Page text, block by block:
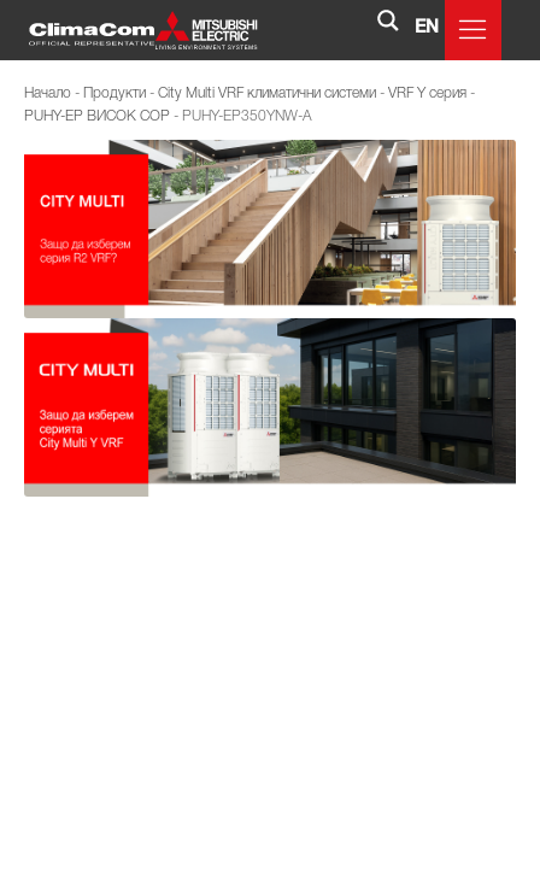
EN
Начало - Продукти - City Multi VRF климатични системи - VRF Y серия -
PUHY-EP ВИСОК COP - PUHY-EP350YNW-A